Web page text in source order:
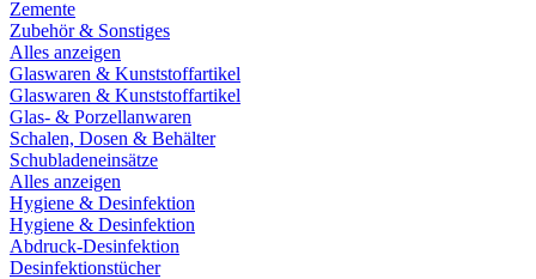
Zemente
Zubehör & Sonstiges
Alles anzeigen
Glaswaren & Kunststoffartikel
Glaswaren & Kunststoffartikel
Glas- & Porzellanwaren
Schalen, Dosen & Behälter
Schubladeneinsätze
Alles anzeigen
Hygiene & Desinfektion
Hygiene & Desinfektion
Abdruck-Desinfektion
Desinfektionstücher